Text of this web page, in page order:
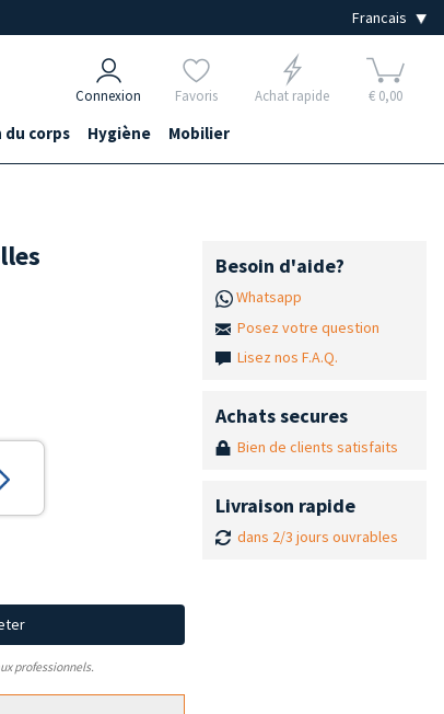
Connexion Favoris Achat rapide € 0,00
du corps Hygiène Mobilier
professionnels.
Besoin d'aide?
Whatsapp
Posez votre question
Lisez nos F.A.Q.
Achats secures
Bien de clients satisfaits
Livraison rapide
dans 2/3 jours ouvrables